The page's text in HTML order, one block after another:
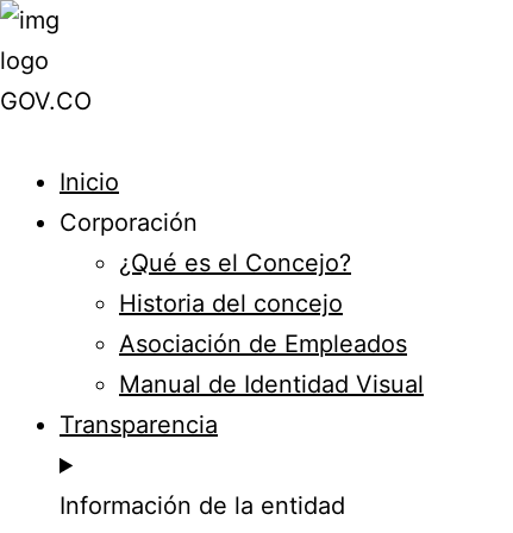
Inicio
Corporación
¿Qué es el Concejo?
Historia del concejo
Asociación de Empleados
Manual de Identidad Visual
Transparencia
Información de la entidad